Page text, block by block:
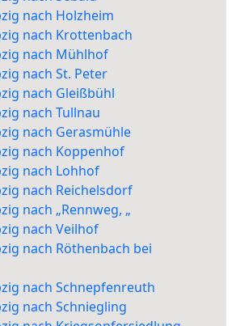
nach Holzheim
nach Krottenbach
nach Mühlhof
nach St. Peter
nach Gleißbühl
nach Tullnau
nach Gerasmühle
nach Koppenhof
nach Lohhof
nach Reichelsdorf
nach „Rennweg, „
nach Veilhof
nach Röthenbach bei
nach Schnepfenreuth
nach Schniegling